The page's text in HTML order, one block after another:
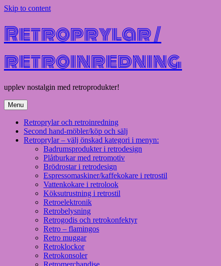
Skip to content
Retroprylar /
retroinredning
upplev nostalgin med retroprodukter!
Menu
Retroprylar och retroinredning
Second hand-möbler/köp och sälj
Retroprylar – välj önskad kategori i menyn:
Badrumsprodukter i retrodesign
Plåtburkar med retromotiv
Brödrostar i retrodesign
Espressomaskiner/kaffekokare i retrostil
Vattenkokare i retrolook
Köksutrustning i retrostil
Retroelektronik
Retrobelysning
Retrogodis och retrokonfektyr
Retro – flamingos
Retro muggar
Retroklockor
Retrokonsoler
Retromerchandise